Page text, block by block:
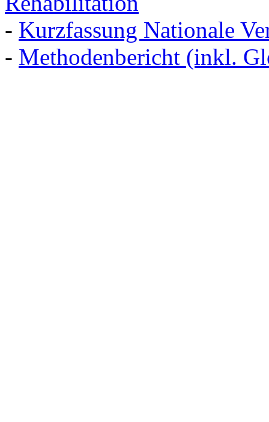
- Kurzfassung Nationale
- Methodenbericht (inkl.